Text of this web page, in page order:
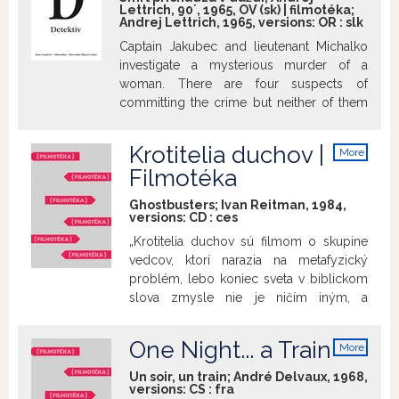
dobre, či pri stretnutí s Federicom Fellinim.
kameramana, zvukárov či autora hudby,
elektronických nástrojoch a neobvyklých
akustických podnetoch. Vtáci dnes patria
ku klasickým a ukážkovým
predstaviteľom kvalitného filmového
uvádzame pri príležitosti výstavy
filmových plagátov: Zlatá éra
československého filmového plagátu
1960 – 1989 - Josef Vyleťal.
memorial to the Hiroshima tragedy
despite he devotes it all his time. The
alienation that stems from the angst,
penetrates their private lives and
undermines any of their efforts for
functioning relationships. This film has
Lettrich, 90´, 1965, OV (sk) | filmotéka;
Andrej Lettrich, 1965, versions: OR : slk
Captain Jakubec and lieutenant Michalko
investigate a mysterious murder of a
woman. There are four suspects of
committing the crime but neither of them
More
Krotitelia duchov |
Filmotéka
Ghostbusters; Ivan Reitman, 1984,
versions: CD : ces
„Krotitelia duchov sú filmom o skupine
vedcov, ktorí narazia na metafyzický
problém, lebo koniec sveta v biblickom
slova zmysle nie je ničím iným, a
pomocou intelektu, inšpirácie a viery,
čisto ľudskými prostriedkami. … Peter
Venkman, PhD., Rayman Stanz, PhD. a
More
One Night... a Train
Un soir, un train; André Delvaux, 1968,
versions: CS : fra